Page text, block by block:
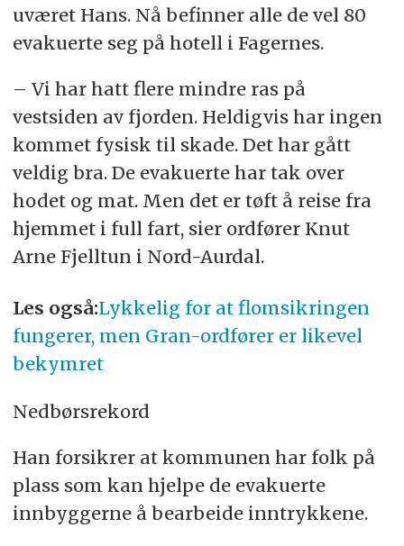
uværet Hans. Nå befinner alle de vel 80
evakuerte seg på hotell i Fagernes.
– Vi har hatt flere mindre ras på
vestsiden av fjorden. Heldigvis har ingen
kommet fysisk til skade. Det har gått
veldig bra. De evakuerte har tak over
hodet og mat. Men det er tøft å reise fra
hjemmet i full fart, sier ordfører Knut
Arne Fjelltun i Nord-Aurdal.
Les også:Lykkelig for at flomsikringen
fungerer, men Gran-ordfører er likevel
bekymret
Nedbørsrekord
Han forsikrer at kommunen har folk på
plass som kan hjelpe de evakuerte
innbyggerne å bearbeide inntrykkene.